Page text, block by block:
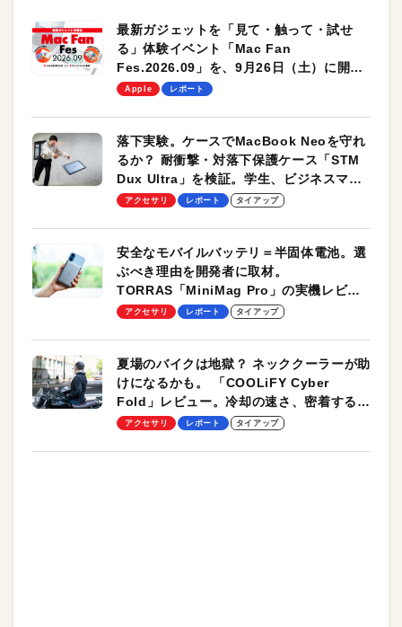
最新ガジェットを「見て・触って・試せ
る」体験イベント「Mac Fan
Fes.2026.09」を、9月26日（土）に開催
します！
Apple レポート
落下実験。ケースでMacBook Neoを守れ
るか？ 耐衝撃・対落下保護ケース「STM
Dux Ultra」を検証。学生、ビジネスマン
のモバイルユースに最適！
アクセサリ レポート タイアップ
安全なモバイルバッテリ＝半固体電池。選
ぶべき理由を開発者に取材。
TORRAS「MiniMag Pro」の実機レビュ
ーも
アクセサリ レポート タイアップ
夏場のバイクは地獄？ ネッククーラーが助
けになるかも。 「COOLiFY Cyber
Fold」レビュー。冷却の速さ、密着する冷
却プレート、シンプルな操作性がグッド！
アクセサリ レポート タイアップ